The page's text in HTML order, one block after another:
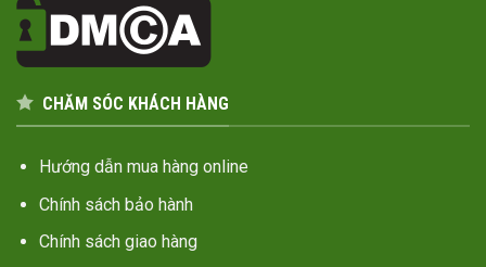
CHĂM SÓC KHÁCH HÀNG
Hướng dẫn mua hàng online
Chính sách bảo hành
Chính sách giao hàng